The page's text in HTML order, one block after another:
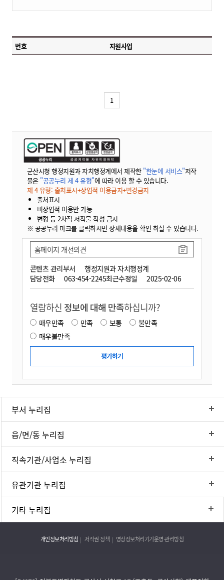
번호 지원사업
1
군산시청 행정지원과 자치행정계에서 제작한 "한눈에 서비스"저작
물은 "공공누리 제 4 유형"에 따라 이용 할 수 있습니다.
제 4 유형: 출처표시+상업적 이용금지+변경금지
출처표시
비상업적 이용만 가능
변형 등 2차적 저작물 작성 금지
※ 공공누리 마크를 클릭하시면 상세내용을 확인 하실 수 있습니다.
콘텐츠 관리부서
행정지원과 자치행정계
담당전화
063-454-2245최근수정일 2025-02-06
홈페이지 개선의견
열람하신 정보에 대해 만족하십니까?
매우만족 만족 보통
불만족
매우불만족
부서 누리집
읍/면/동 누리집
직속기관/사업소 누리집
유관기관 누리집
기타 누리집
개인정보처리방침 저작권 정책 영상정보처리기기운영·관리방침